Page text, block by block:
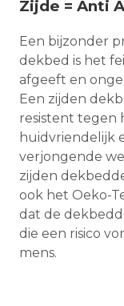
Zijde = Anti
Een bijzonder
dekbed is het
afgeeft en
Een zijden
resistent tegen
huidvriendelijk
verjongende
zijden
ook het Oeko-
dat de
die een risico
mens.